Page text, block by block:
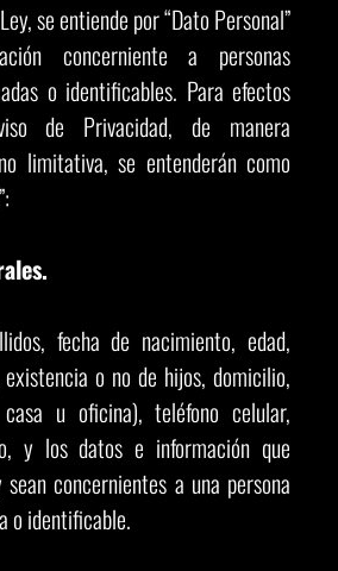
se entiende por “Dato Personal”
concerniente a personas
o identificables. Para efectos
de Privacidad, de manera
limitativa, se entenderán como
fecha de nacimiento, edad,
o no de hijos, domicilio,
u oficina), teléfono celular,
y los datos e información que
concernientes a una persona
o identificable.